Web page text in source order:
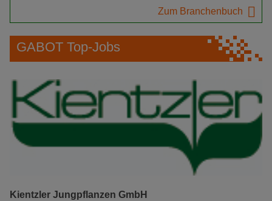
Zum Branchenbuch
GABOT Top-Jobs
Kientzler Jungpflanzen GmbH